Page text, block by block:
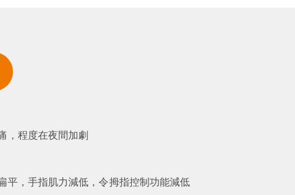
，程度在夜間加劇
平，手指肌力減低，令拇指控制功能減低